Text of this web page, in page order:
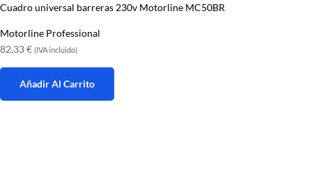
Cuadro universal barreras 230v Motorline MC50BR
Motorline Professional
82,33€ (IVA incluido)
Añadir Al Carrito